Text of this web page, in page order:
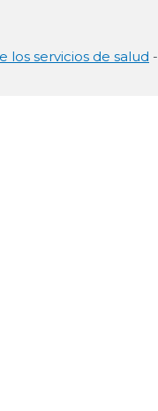
los servicios de salud -